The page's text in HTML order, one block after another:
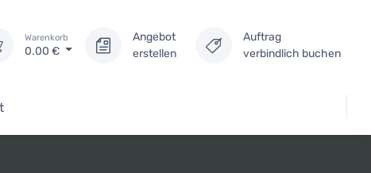
Warenkorb
0.00 €
Angebot
erstellen
Auftrag
verbindlich buchen